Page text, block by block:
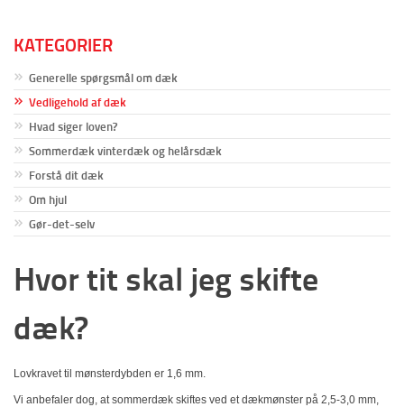
KATEGORIER
Generelle spørgsmål om dæk
Vedligehold af dæk
Hvad siger loven?
Sommerdæk vinterdæk og helårsdæk
Forstå dit dæk
Om hjul
Gør-det-selv
Hvor tit skal jeg skifte
dæk?
Lovkravet til mønsterdybden er 1,6 mm.
Vi anbefaler dog, at sommerdæk skiftes ved et dækmønster på 2,5-3,0 mm,